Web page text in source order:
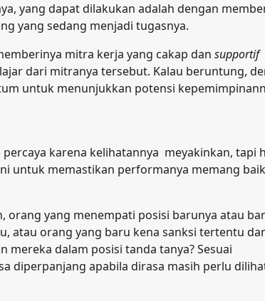
yang dapat dilakukan adalah dengan
yang sedang menjadi tugasnya.
mitra kerja yang cakap dan supportif
dari mitranya tersebut. Kalau beruntung,
untuk menunjukkan potensi
karena kelihatannya meyakinkan, tapi
untuk memastikan performanya memang
orang yang menempati posisi barunya atau
atau orang yang baru kena sanksi tertentu
dalam posisi tanda tanya? Sesuai
diperpanjang apabila dirasa masih perlu